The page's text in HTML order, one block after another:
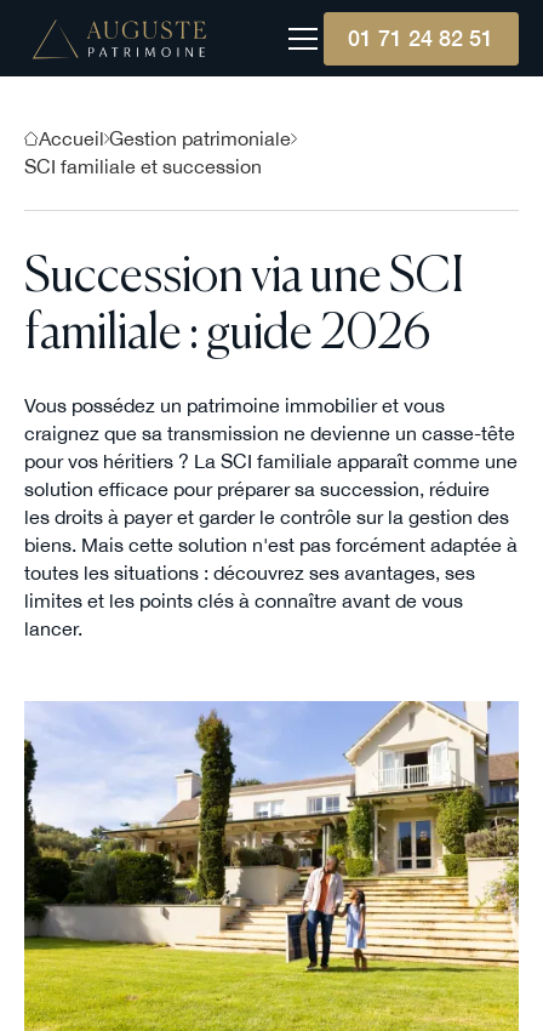
01 71 24 82 51
Accueil Gestion patrimoniale
SCI familiale et succession
Succession via une SCI
familiale : guide 2026
Vous possédez un patrimoine immobilier et vous
craignez que sa transmission ne devienne un casse-tête
pour vos héritiers ? La SCI familiale apparaît comme une
solution efficace pour préparer sa succession, réduire
les droits à payer et garder le contrôle sur la gestion des
biens. Mais cette solution n'est pas forcément adaptée à
toutes les situations : découvrez ses avantages, ses
limites et les points clés à connaître avant de vous
lancer.